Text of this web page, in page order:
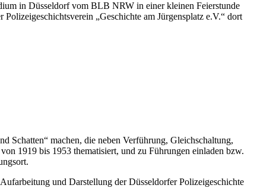
in Düsseldorf vom BLB NRW in einer kleinen Feierstunde
„Geschichte am Jürgensplatz e.V.“ dort
Schatten“ machen, die neben Verführung, Gleichschaltung,
1919 bis 1953 thematisiert, und zu Führungen einladen bzw.
und Darstellung der Düsseldorfer Polizeigeschichte